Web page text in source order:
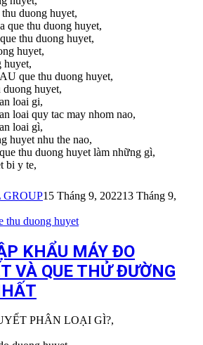
duong huyet,
que thu duong huyet,
thu duong huyet,
huyet,
huyet,
que thu duong huyet,
duong huyet,
loai gi,
loai quy tac may nhom nao,
loai gì,
huyet nhu the nao,
thu duong huyet làm những gì,
bi y te,
15 Tháng 9, 202213 Tháng 9,
KHẨU MÁY ĐO
VÀ QUE THỬ ĐƯỜNG
PHÂN LOẠI GÌ?,